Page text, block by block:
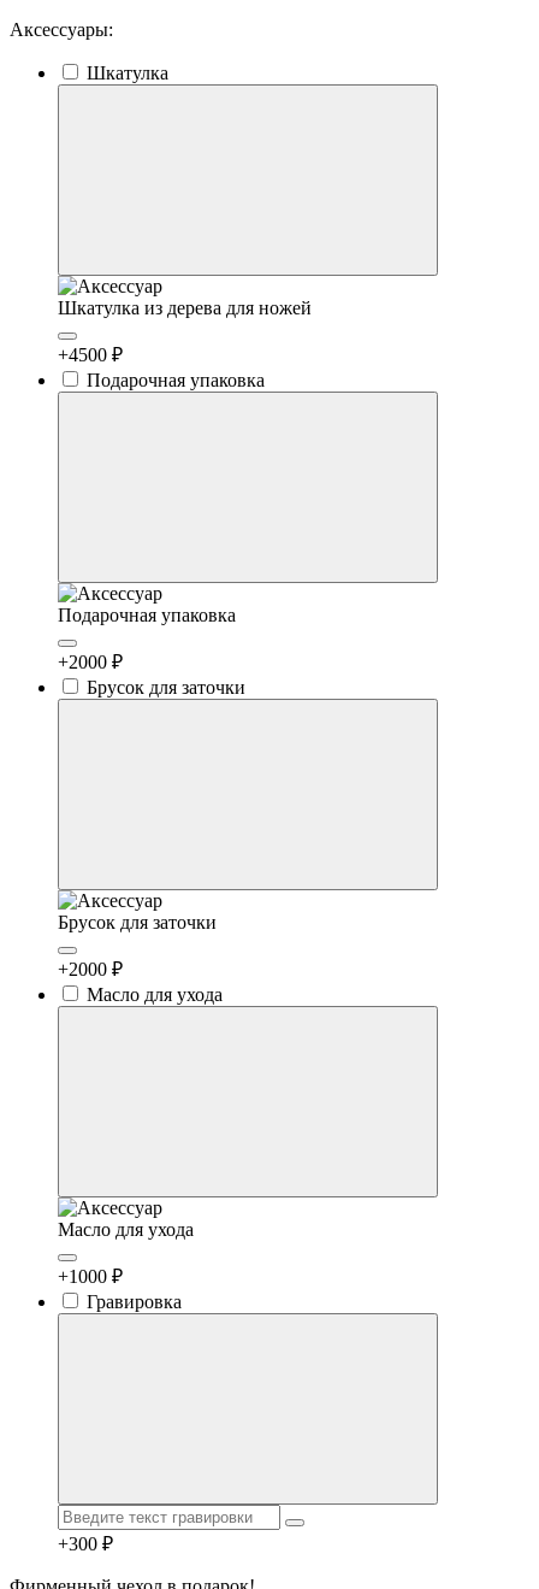
Аксессуары:
Шкатулка
Шкатулка из дерева для ножей
+4500 ₽
Подарочная упаковка
Подарочная упаковка
+2000 ₽
Брусок для заточки
Брусок для заточки
+2000 ₽
Масло для ухода
Масло для ухода
+1000 ₽
Гравировка
+300 ₽